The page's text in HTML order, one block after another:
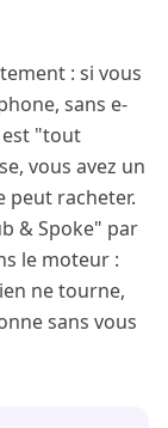
: si vous
sans e-
est "tout
vous avez un
peut racheter.
& Spoke" par
le moteur :
ne tourne,
sans vous